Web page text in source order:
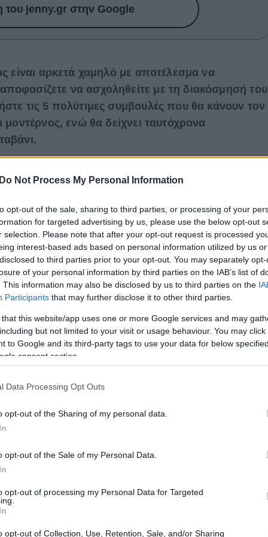
Do Not Process My Personal Information
opt-out of the sale, sharing to third parties, or processing of your
for targeted advertising by us, please use the below opt-out
selection. Please note that after your opt-out request is processed
interest-based ads based on personal information utilized by us
to third parties prior to your opt-out. You may separately
of your personal information by third parties on the IAB’s list of
This information may also be disclosed by us to third parties on the
Participants that may further disclose it to other third parties.
that this website/app uses one or more Google services and may
but not limited to your visit or usage behaviour. You may
to Google and its third-party tags to use your data for below
consent section.
Data Processing Opt Outs
opt-out of the Sharing of my personal data.
opt-out of the Sale of my Personal Data.
opt-out of processing my Personal Data for Targeted
opt-out of Collection, Use, Retention, Sale, and/or Sharing
του jenny.gr στην Google
είναι αρκετά χαμηλό με αποτέλεσμα να
να ασχοληθείτε με τη διακόσμησή
τις 5 πολύτιμες συμβουλές που θα κάνουν τον
μοντέρνος, ενώ θα δείχνει ταυτόχρονα
να μην σταματά στον καναπέ, όταν κάποιος μπαίνει
μεγάλα και ψηλά έπιπλα, όπως μια μεγάλη
μια πολυθρόνα μικρότερη με λεπτό σκελετό, που δε
επίσης, το τραπεζάκι του σαλονιού να είναι πάρα
δίνει την αίσθηση ότι το ταβάνι σας είναι πιο ψηλό.
να έχετε στο νου σας ότι πρέπει να είναι λίγο πιο
έπιπλα που η οριζόντια τους γραμμή είναι
το βλέμμα και όλοι νομίζουν πως το δωμάτιο
Παράλληλα, καταφέρνετε να κάνετε τα
και να έχετε περισσότερη θέα, αφού τα έπιπλα
ύψος μπροστά τους καλύπτοντας τη θέα που κρύβεται